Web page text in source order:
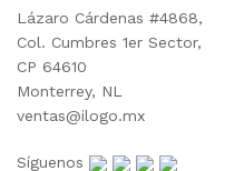
Lázaro Cárdenas #4868,
Col. Cumbres 1er Sector,
CP 64610
Monterrey, NL
ventas@ilogo.mx
Síguenos